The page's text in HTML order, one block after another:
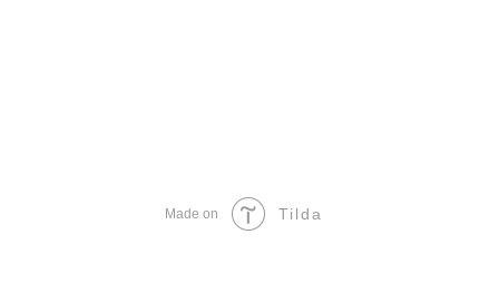
Made on Tilda